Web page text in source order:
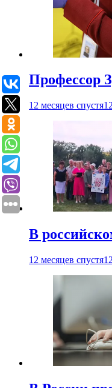
Профессор
12 месяцев спустя
В
12 месяцев спустя